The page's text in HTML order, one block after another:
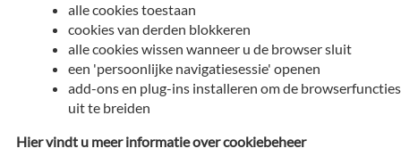
alle cookies toestaan
cookies van derden blokkeren
alle cookies wissen wanneer u de browser sluit
een 'persoonlijke navigatiesessie' openen
add-ons en plug-ins installeren om de browserfuncties
uit te breiden
Hier vindt u meer informatie over cookiebeheer